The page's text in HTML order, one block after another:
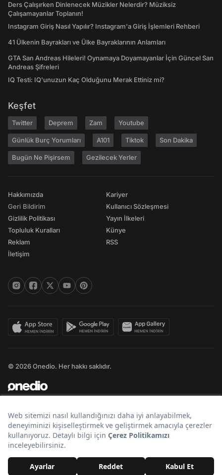
Ders Çalışırken Dinlenecek Müzikler Nelerdir? Müziksiz
Çalışamayanlar Toplanın!
Instagram Giriş Nasıl Yapılır? Instagram'a Giriş İşlemleri Rehberi
41 Ülkenin Bayrakları ve Ülke Bayraklarının Anlamları
GTA San Andreas Hileleri! Oynamaya Doyamayanlar İçin Güncel San
Andreas Şifreleri
IQ Testi: IQ'unuzun Kaç Olduğunu Merak Ettiniz mi?
Keşfet
Twitter Deprem Zam Youtube
Günlük Burç Yorumları A101 Tiktok Son Dakika
Bugün Ne Pişirsem Gezilecek Yerler
Hakkımızda
Geri Bildirim
Gizlilik Politikası
Topluluk Kuralları
Reklam
İletişim
Kariyer
Kullanıcı Sözleşmesi
Yayın İlkeleri
Künye
RSS
© 2026 Onedio. Her hakkı saklıdır.
Bir markasıdır.